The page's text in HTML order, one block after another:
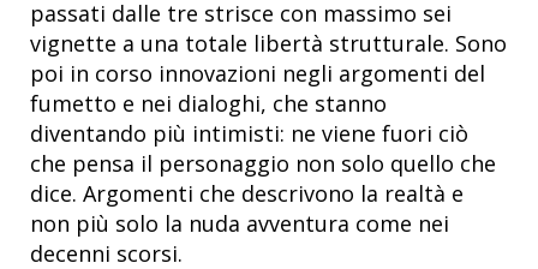
passati dalle tre strisce con massimo sei
vignette a una totale libertà strutturale. Sono
poi in corso innovazioni negli argomenti del
fumetto e nei dialoghi, che stanno
diventando più intimisti: ne viene fuori ciò
che pensa il personaggio non solo quello che
dice. Argomenti che descrivono la realtà e
non più solo la nuda avventura come nei
decenni scorsi.